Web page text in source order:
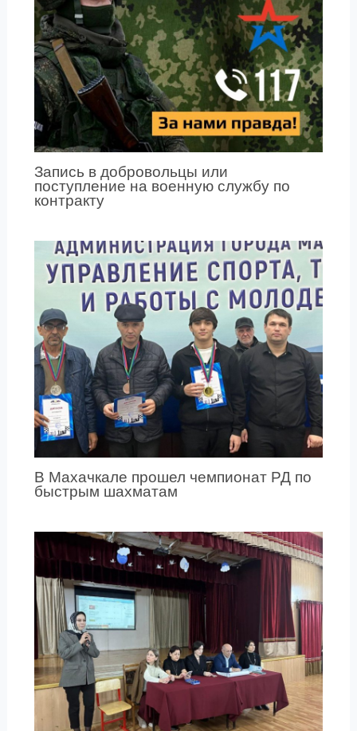
Запись в добровольцы или
поступление на военную службу по
контракту
В Махачкале прошел чемпионат РД по
быстрым шахматам